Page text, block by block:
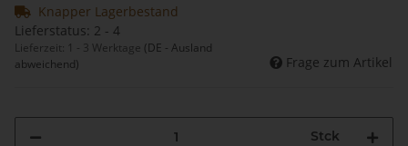
Knapper Lagerbestand
Lieferstatus: 2 - 4
Lieferzeit: 1 - 3 Werktage (DE - Ausland
abweichend)
Frage zum Artikel
Stck